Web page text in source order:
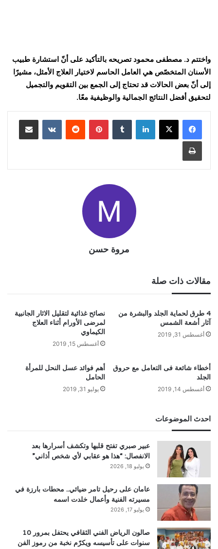
واختتم د. مصطفى محمود تصريحه بالتأكيد على أنّ استشارة طبيب
الأسنان المتخصّص هي العامل الحاسم لاختيار العلاج الأمثل، مشيرًا
إلى أنّ بعض الحالات قد تحتاج إلى الجمع بين التقويم والتجميل
لتحقيق أفضل النتائج الجمالية والوظيفية معًا.
لينكدإن بينتيريست مشاركة عبر البريد
طباعة
مروة حسن
مقالات ذات صلة
4 طرق لحماية الجلد والبشرة من
آثار أشعة الشمس
أغسطس 31, 2019
نصائح غذائية لتقليل الاثار الجانبية
لمرضى الأورام أثناء العلاج
الكيماوي
أغسطس 15, 2019
أخطاء شائعة فى التعامل مع حروق
الجلد
أغسطس 14, 2019
أهم فوائد عسل النحل للمرأة
الحامل
يوليو 31, 2019
احدث الموضوعات
عبير صبري تفتح قلبها وتكشف أسرارها بعد
الانفصال: “هذا هو عقابي لأي شخص أذاني”
يوليو 18, 2026
عامان على رحيل تامر ضيائي.. محطات بارزة في
مسيرته الفنية وأعمال خلدت اسمه
يوليو 17, 2026
صالون الرياض الفني الثقافي يحتفل بمرور 10
سنوات على تأسيسه ويكرّم نخبة من رموز الفن